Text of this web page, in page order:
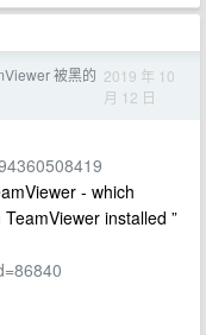
被黑的 2019 年 10
月 12 日
- which
installed ”